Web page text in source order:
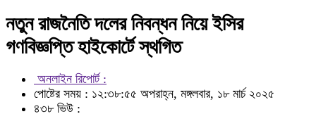
নতুন রাজনৈতি দলের নিবন্ধন নিয়ে ইসির
গণবিজ্ঞপ্তি হাইকোর্টে স্থগিত
অনলাইন রিপোর্ট :
পোষ্টের সময় : ১২:৩৮:৫৫ অপরাহ্ন, মঙ্গলবার, ১৮ মার্চ ২০২৫
৪৩৮ ভিউ :